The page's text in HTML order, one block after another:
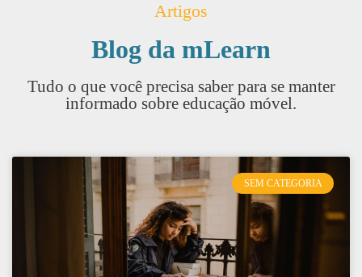
Artigos
Blog da mLearn
Tudo o que você precisa saber para se manter
informado sobre educação móvel.
SEM CATEGORIA